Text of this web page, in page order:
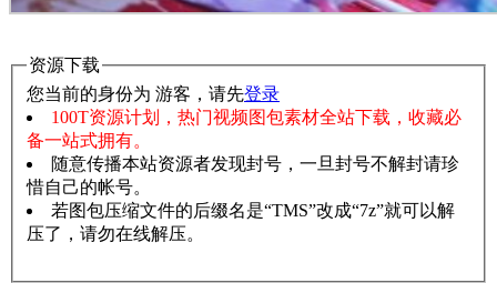
资源下载
您当前的身份为 游客，请先登录
100T资源计划，热门视频图包素材全站下载，收藏必
备一站式拥有。
随意传播本站资源者发现封号，一旦封号不解封请珍
惜自己的帐号。
若图包压缩文件的后缀名是“TMS”改成“7z”就可以解
压了，请勿在线解压。